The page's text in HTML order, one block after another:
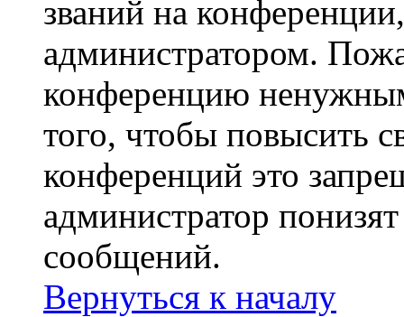
званий на
администратором.
конференцию
того, чтобы повысить
конференций это
администратор
сообщений.
Вернуться к началу